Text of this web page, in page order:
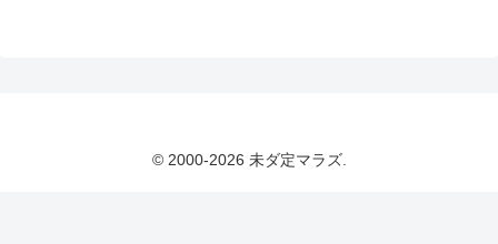
© 2000-2026 未ダ定マラズ.